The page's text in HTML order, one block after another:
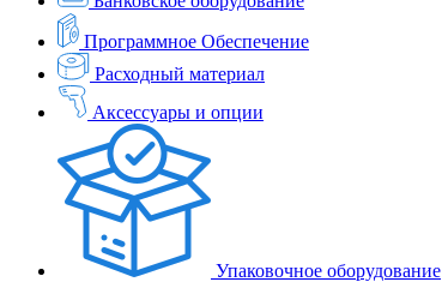
Программное Обеспечение
Расходный материал
Аксессуары и опции
Упаковочное оборудование